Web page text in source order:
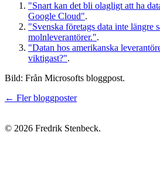
"Snart kan det bli olagligt att ha
Google Cloud".
"Svenska företags data inte längre
molnleverantörer.".
"Datan hos amerikanska
viktigast?".
Bild: Från Microsofts bloggpost.
← Fler bloggposter
© 2026 Fredrik Stenbeck.